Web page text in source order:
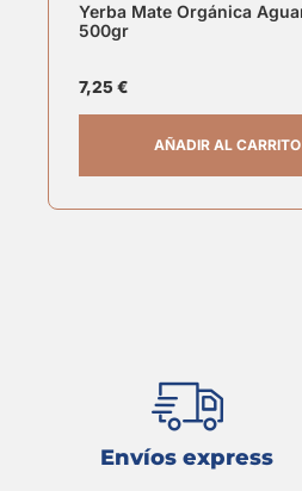
Yerba Mate Orgánica Aguamate
500gr
7,25 €
AÑADIR AL CARRITO
Envíos express